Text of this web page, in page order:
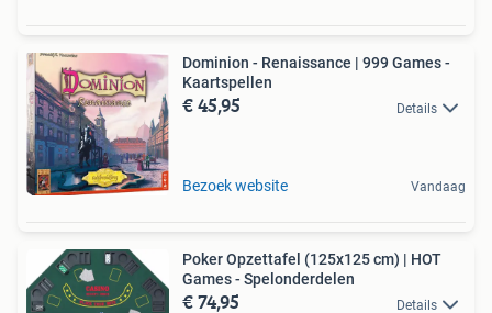
Dominion - Renaissance | 999 Games -
Kaartspellen
€ 45,95 Details
Bezoek website Vandaag
Poker Opzettafel (125x125 cm) | HOT
Games - Spelonderdelen
€ 74,95 Details